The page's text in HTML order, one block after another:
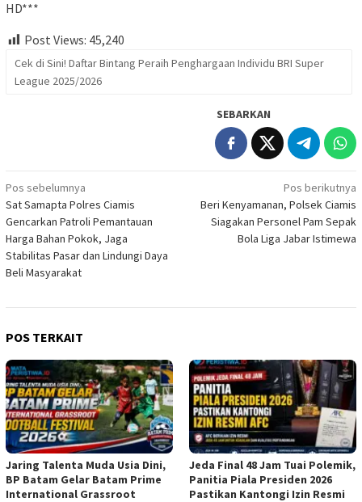
HD***
Post Views: 45,240
Cek di Sini! Daftar Bintang Peraih Penghargaan Individu BRI Super
League 2025/2026
SEBARKAN
Navigasi
pos
Pos sebelumnya
Sat Samapta Polres Ciamis
Gencarkan Patroli Pemantauan
Harga Bahan Pokok, Jaga
Stabilitas Pasar dan Lindungi Daya
Beli Masyarakat
Pos berikutnya
Beri Kenyamanan, Polsek Ciamis
Siagakan Personel Pam Sepak
Bola Liga Jabar Istimewa
POS TERKAIT
Jaring Talenta Muda Usia Dini,
BP Batam Gelar Batam Prime
International Grassroot
Jeda Final 48 Jam Tuai Polemik,
Panitia Piala Presiden 2026
Pastikan Kantongi Izin Resmi